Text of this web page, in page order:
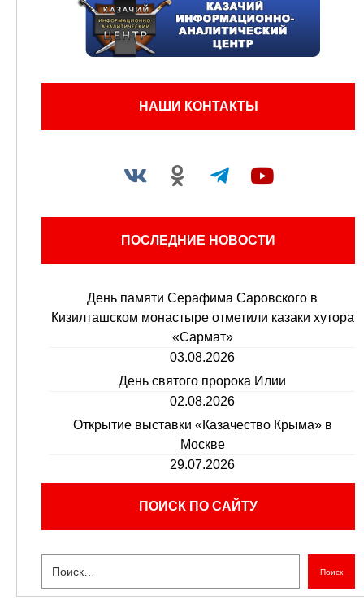
НАШИ КОНТАКТЫ
ПОСЛЕДНИЕ НОВОСТИ
День памяти Серафима Саровского в
Кизилташском монастыре отметили казаки хутора
«Сармат»
03.08.2026
День святого пророка Илии
02.08.2026
Открытие выставки «Казачество Крыма» в
Москве
29.07.2026
ПОИСК ПО САЙТУ
Поиск